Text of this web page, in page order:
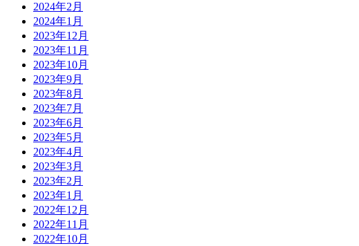
2024年2月
2024年1月
2023年12月
2023年11月
2023年10月
2023年9月
2023年8月
2023年7月
2023年6月
2023年5月
2023年4月
2023年3月
2023年2月
2023年1月
2022年12月
2022年11月
2022年10月